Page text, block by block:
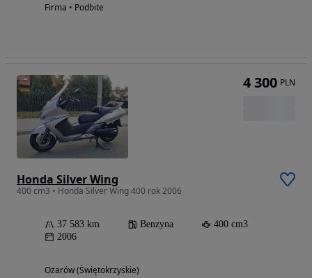
Firma • Podbite
Honda Silver Wing
400 cm3 • Honda Silver Wing 400 rok 2006
37 583 km Benzyna
400 cm3
2006
Ożarów (Świętokrzyskie)
4 300 PLN